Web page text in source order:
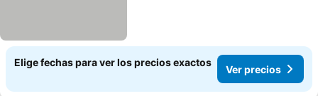
Elige fechas para ver los precios exactos
Ver precios